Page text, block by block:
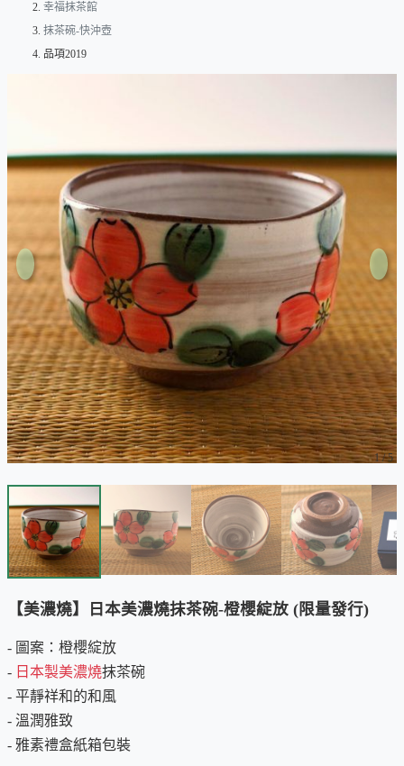
幸福抹茶館
抹茶碗-快沖壺
品項2019
1/5
【美濃燒】日本美濃燒抹茶碗-橙櫻綻放 (限量發行)
- 圖案：橙櫻綻放
- 日本製美濃燒抹茶碗
- 平靜祥和的和風
- 溫潤雅致
- 雅素禮盒紙箱包裝